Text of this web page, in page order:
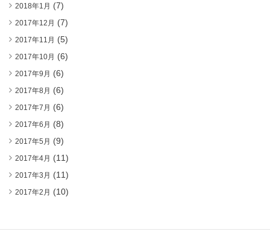
2018年1月 (7)
2017年12月 (7)
2017年11月 (5)
2017年10月 (6)
2017年9月 (6)
2017年8月 (6)
2017年7月 (6)
2017年6月 (8)
2017年5月 (9)
2017年4月 (11)
2017年3月 (11)
2017年2月 (10)